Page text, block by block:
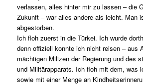
verlassen, alles hinter mir zu lassen – die
Zukunft – war alles andere als leicht. Man
abgestorben.
Ich floh zuerst in die Türkei. Ich wurde
denn offiziell konnte ich nicht reisen – aus
mächtigen Milizen der Regierung und des
und Militärapparats. Ich floh mit dem, was
sowie mit einer Menge an